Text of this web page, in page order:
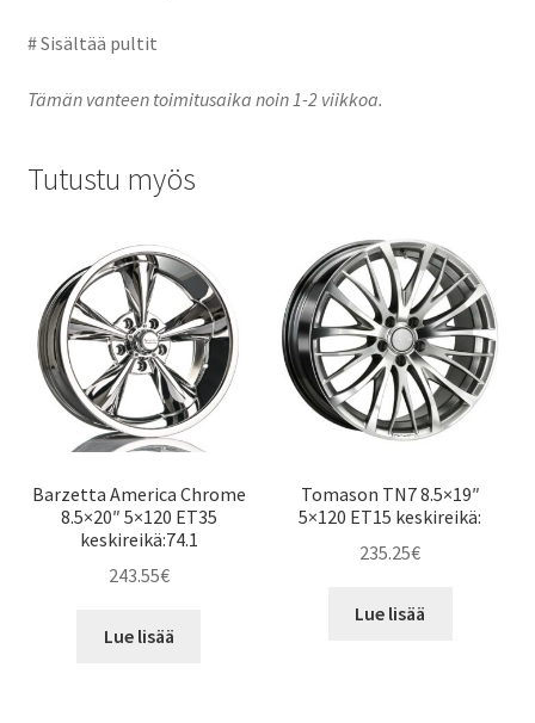
# Sisältää pultit
Tämän vanteen toimitusaika noin 1-2 viikkoa.
Tutustu myös
Barzetta America Chrome
8.5×20″ 5×120 ET35
keskireikä:74.1
243.55€
Lue lisää
Tomason TN7 8.5×19″
5×120 ET15 keskireikä:
235.25€
Lue lisää